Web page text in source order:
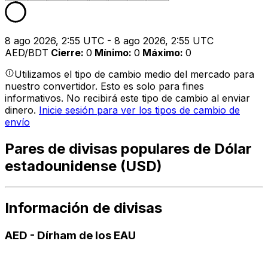
8 ago 2026, 2:55 UTC - 8 ago 2026, 2:55 UTC
AED/BDT Cierre: 0 Mínimo: 0 Máximo: 0
Utilizamos el tipo de cambio medio del mercado para
nuestro convertidor. Esto es solo para fines
informativos. No recibirá este tipo de cambio al enviar
dinero. Inicie sesión para ver los tipos de cambio de
envío
Pares de divisas populares de Dólar
estadounidense (USD)
Información de divisas
AED - Dírham de los EAU